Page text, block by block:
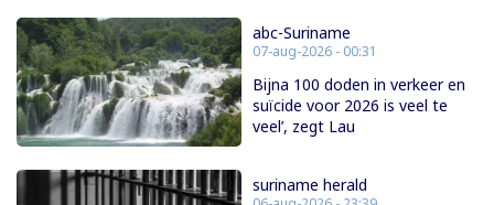
abc-Suriname
07-aug-2026 - 00:31
Bijna 100 doden in verkeer en
suïcide voor 2026 is veel te
veel’, zegt Lau
suriname herald